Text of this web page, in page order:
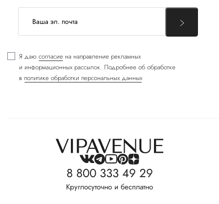
Я даю согласие на направление рекламных
и информационных рассылок. Подробнее об обработке
в политике обработки персональных данных
8 800 333 49 29
Круглосуточно и бесплатно